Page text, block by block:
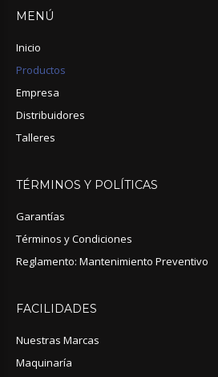
MENÚ
Inicio
Productos
Empresa
Distribuidores
Talleres
TÉRMINOS Y POLÍTICAS
Garantías
Términos y Condiciones
Reglamento: Mantenimiento Preventivo
FACILIDADES
Nuestras Marcas
Maquinaría